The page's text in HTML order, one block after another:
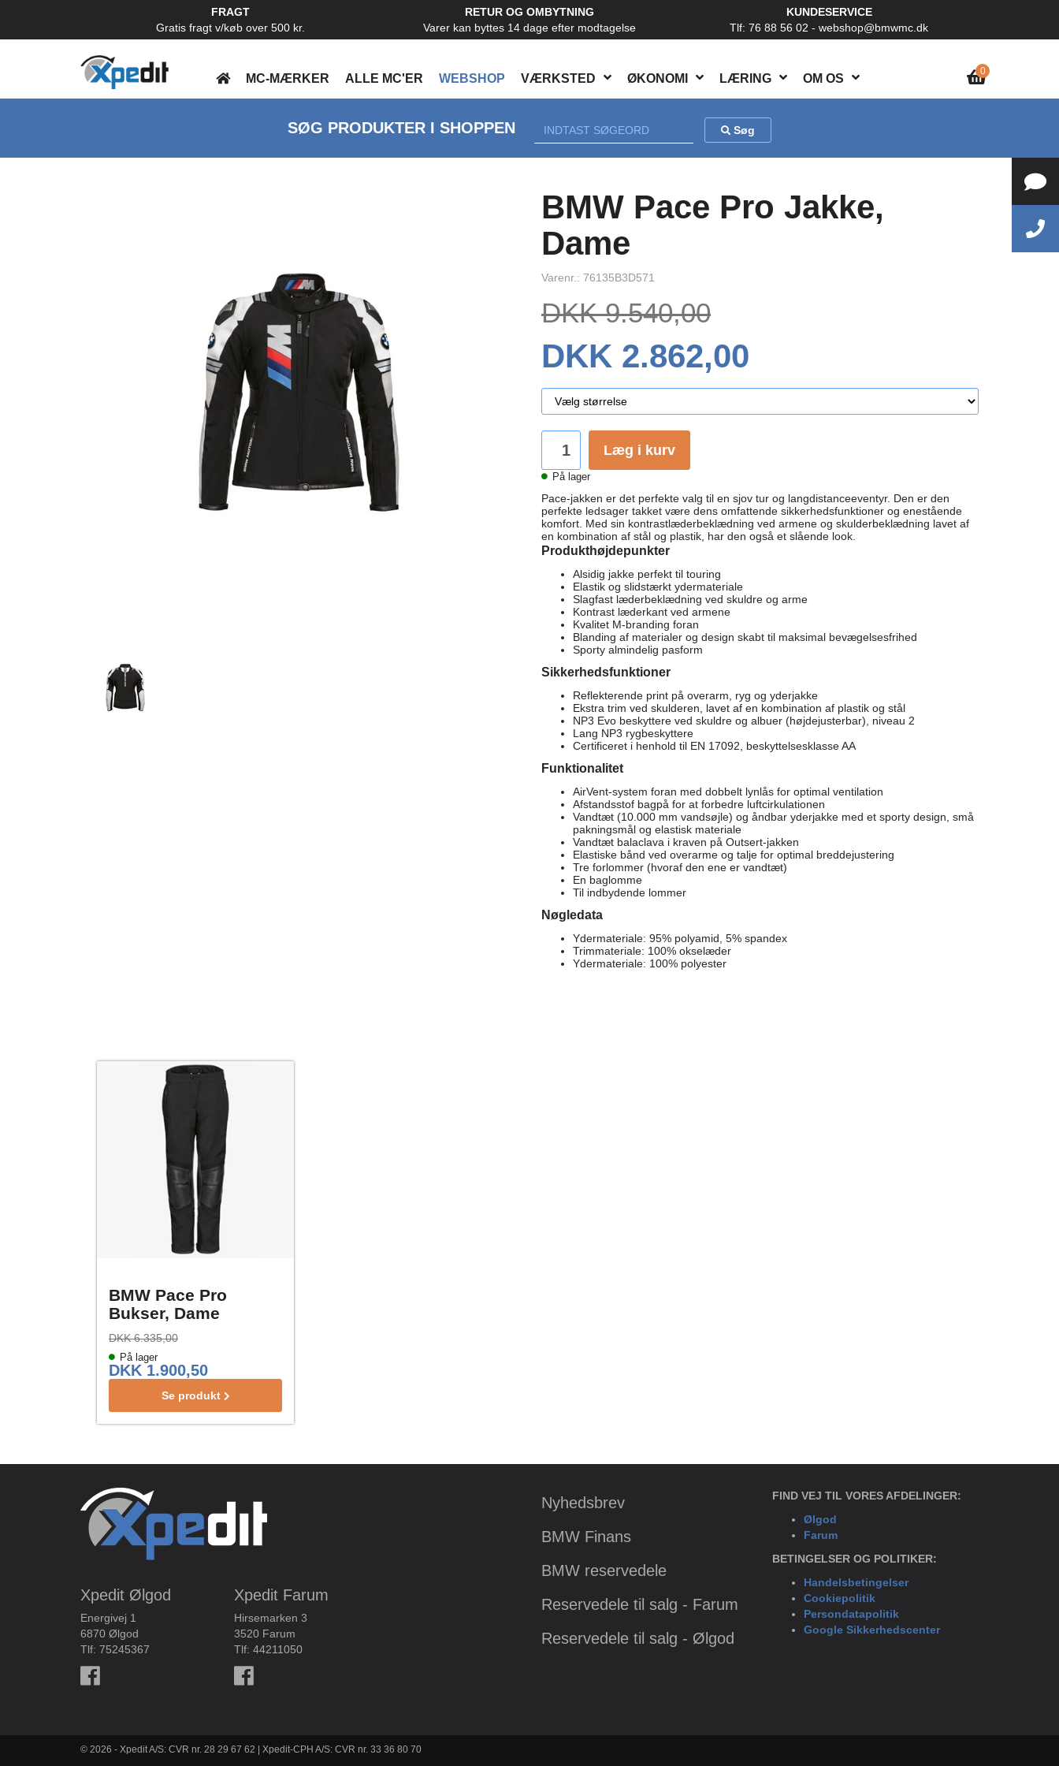
MC-MÆRKER ALLE MC'ER WEBSHOP VÆRKSTED ØKONOMI LÆRING OM OS
0
FRAGT
Gratis fragt v/køb over 500 kr.
RETUR OG OMBYTNING
Varer kan byttes 14 dage efter modtagelse
KUNDESERVICE
Tlf: 76 88 56 02 - webshop@bmwmc.dk
SØG PRODUKTER I SHOPPEN Søg
BMW Pace Pro Jakke,
Dame
Varenr.: 76135B3D571
DKK 9.540,00
DKK 2.862,00
Læg i kurv
På lager
Pace-jakken er det perfekte valg til en sjov tur og langdistanceeventyr. Den er den
perfekte ledsager takket være dens omfattende sikkerhedsfunktioner og enestående
komfort. Med sin kontrastlæderbeklædning ved armene og skulderbeklædning lavet af
en kombination af stål og plastik, har den også et slående look.
Produkthøjdepunkter
Alsidig jakke perfekt til touring
Elastik og slidstærkt ydermateriale
Slagfast læderbeklædning ved skuldre og arme
Kontrast læderkant ved armene
Kvalitet M-branding foran
Blanding af materialer og design skabt til maksimal bevægelsesfrihed
Sporty almindelig pasform
Sikkerhedsfunktioner
Reflekterende print på overarm, ryg og yderjakke
Ekstra trim ved skulderen, lavet af en kombination af plastik og stål
NP3 Evo beskyttere ved skuldre og albuer (højdejusterbar), niveau 2
Lang NP3 rygbeskyttere
Certificeret i henhold til EN 17092, beskyttelsesklasse AA
Funktionalitet
AirVent-system foran med dobbelt lynlås for optimal ventilation
Afstandsstof bagpå for at forbedre luftcirkulationen
Vandtæt (10.000 mm vandsøjle) og åndbar yderjakke med et sporty design, små
pakningsmål og elastisk materiale
Vandtæt balaclava i kraven på Outsert-jakken
Elastiske bånd ved overarme og talje for optimal breddejustering
Tre forlommer (hvoraf den ene er vandtæt)
En baglomme
Til indbydende lommer
Nøgledata
Ydermateriale: 95% polyamid, 5% spandex
Trimmateriale: 100% okselæder
Ydermateriale: 100% polyester
BMW Pace Pro
Bukser, Dame
På lager
DKK 6.335,00
DKK 1.900,50
Se produkt
Xpedit Ølgod
Energivej 1
6870 Ølgod
Tlf: 75245367
Xpedit Farum
Hirsemarken 3
3520 Farum
Tlf: 44211050
Nyhedsbrev
BMW Finans
BMW reservedele
Reservedele til salg - Farum
Reservedele til salg - Ølgod
FIND VEJ TIL VORES AFDELINGER:
Ølgod
Farum
BETINGELSER OG POLITIKER:
Handelsbetingelser
Cookiepolitik
Persondatapolitik
Google Sikkerhedscenter
© 2026 - Xpedit A/S: CVR nr. 28 29 67 62 | Xpedit-CPH A/S: CVR nr. 33 36 80 70